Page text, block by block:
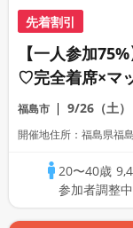
先着割引
【一人参加
♡完全着席×マ
コン
福島市 9/26（土）
開催地住所：福島県福
20〜40歳
参加者調整中